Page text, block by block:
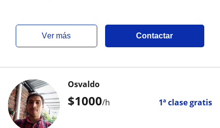
ver más Contactar
$1000/h 1ª clase gratis
Osvaldo